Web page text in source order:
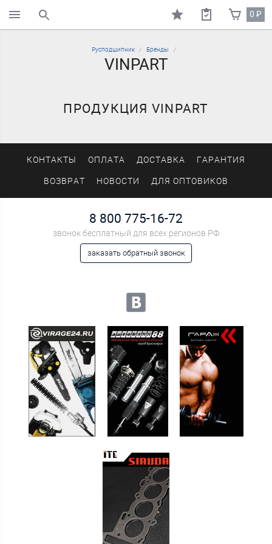
поиск по каталогу 0₽
Русподшипник Бренды
VINPART
ПРОДУКЦИЯ VINPART
КОНТАКТЫ ОПЛАТА ДОСТАВКА ГАРАНТИЯ
ВОЗВРАТ НОВОСТИ ДЛЯ ОПТОВИКОВ
8 800 775-16-72
звонок бесплатный для всех регионов РФ
заказать обратный звонок